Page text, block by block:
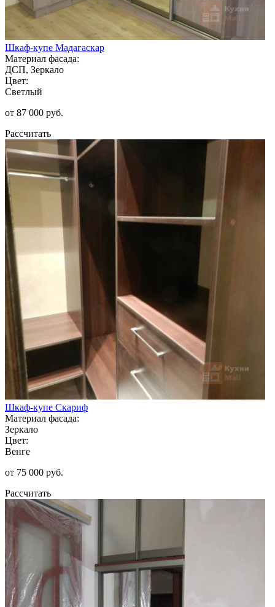
Шкаф-купе Мадагаскар
Материал фасада:
ДСП, Зеркало
Цвет:
Светлый
от 87 000 руб.
Рассчитать
Шкаф-купе Скариф
Материал фасада:
Зеркало
Цвет:
Венге
от 75 000 руб.
Рассчитать